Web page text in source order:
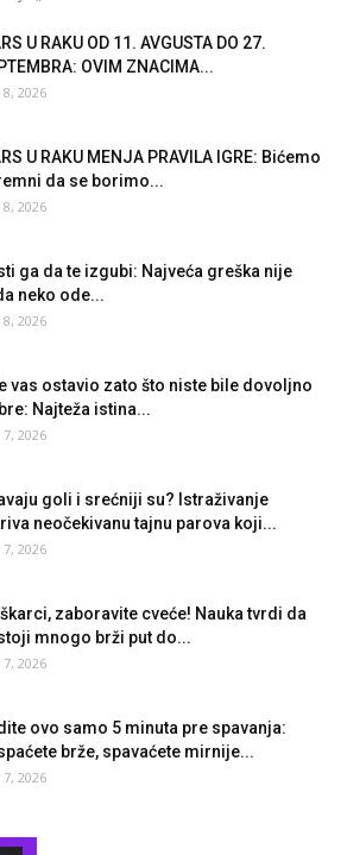
U RAKU OD 11. AVGUSTA DO 27.
OVIM ZNACIMA...
2026
U RAKU MENJA PRAVILA IGRE: Bićemo
da se borimo...
2026
ga da te izgubi: Najveća greška nije
neko ode...
2026
vas ostavio zato što niste bile dovoljno
Najteža istina...
2026
goli i srećniji su? Istraživanje
neočekivanu tajnu parova koji...
2026
zaboravite cveće! Nauka tvrdi da
mnogo brži put do...
2026
ovo samo 5 minuta pre spavanja:
brže, spavaćete mirnije...
2026